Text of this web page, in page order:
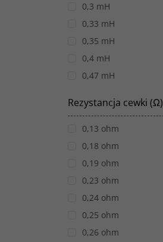
0,3 mH
0,33 mH
0,35 mH
0,4 mH
0,47 mH
0,58 mH
0,8 mH
1 mH
1,1 mH
1,2 mH
1,3 mH
1,5 mH
1,8 mH
Rezystancja cewki (Ω)
0,13 ohm
0,18 ohm
0,19 ohm
0,23 ohm
0,24 ohm
0,25 ohm
0,26 ohm